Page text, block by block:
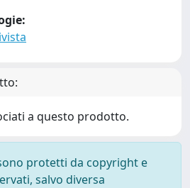
a questo prodotto.
protetti da copyright e
salvo diversa